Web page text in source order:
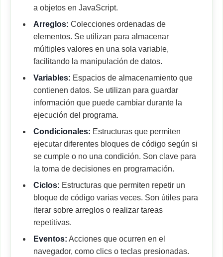
a objetos en JavaScript.
Arreglos: Colecciones ordenadas de
elementos. Se utilizan para almacenar
múltiples valores en una sola variable,
facilitando la manipulación de datos.
Variables: Espacios de almacenamiento que
contienen datos. Se utilizan para guardar
información que puede cambiar durante la
ejecución del programa.
Condicionales: Estructuras que permiten
ejecutar diferentes bloques de código según si
se cumple o no una condición. Son clave para
la toma de decisiones en programación.
Ciclos: Estructuras que permiten repetir un
bloque de código varias veces. Son útiles para
iterar sobre arreglos o realizar tareas
repetitivas.
Eventos: Acciones que ocurren en el
navegador, como clics o teclas presionadas.